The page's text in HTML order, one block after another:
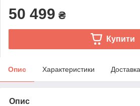
50 499 ₴
Купити
Опис Характеристики Доставка
Опис